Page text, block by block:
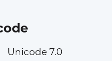
Unicode 7.0